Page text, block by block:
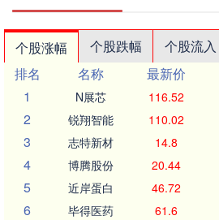
个股涨幅 个股跌幅 个股流入
排名
名称 最新价
1
N展芯 116.52
2 锐翔智能 110.02
3 志特新材 14.8
4 博腾股份 20.44
5 近岸蛋白 46.72
6 毕得医药 61.6